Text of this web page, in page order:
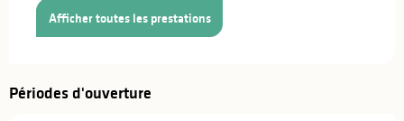
Afficher toutes les prestations
Périodes d'ouverture